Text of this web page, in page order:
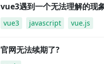
vue3遇到一个无法理解的现
vue3 javascript vue.js
官网无法续期了?